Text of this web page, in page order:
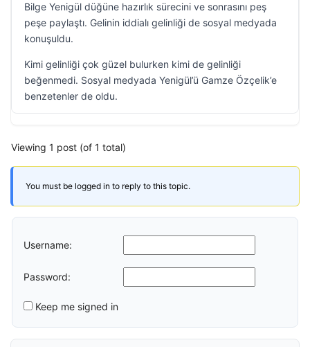
Bilge Yenigül düğüne hazırlık sürecini ve sonrasını peş
peşe paylaştı. Gelinin iddialı gelinliği de sosyal medyada
konuşuldu.
Kimi gelinliği çok güzel bulurken kimi de gelinliği
beğenmedi. Sosyal medyada Yenigül’ü Gamze Özçelik’e
benzetenler de oldu.
Viewing 1 post (of 1 total)
You must be logged in to reply to this topic.
Username:
Password:
Keep me signed in